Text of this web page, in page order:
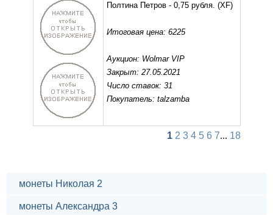
Полтина Петров - 0,75 рубля. (XF)
Итоговая цена: 6225
Аукцион: Wolmar VIP
Закрыт: 27.05.2021
Число ставок: 31
Покупатель: talzamba
1 2 3 4 5 6 7... 18
монеты Николая 2
монеты Александра 3